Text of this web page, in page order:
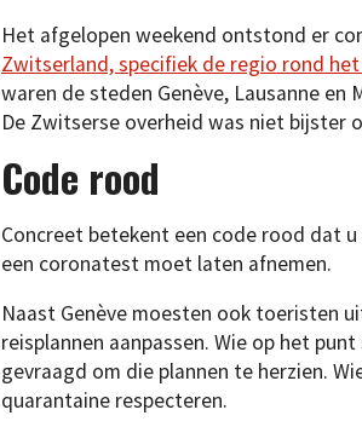
Het afgelopen weekend ontstond er
Zwitserland, specifiek de regio rond
waren de steden Genève, Lausanne
De Zwitserse overheid was niet bijster
Code rood
Concreet betekent een code rood dat
een coronatest moet laten afnemen.
Naast Genève moesten ook toeristen
reisplannen aanpassen. Wie op het
gevraagd om die plannen te herzien.
quarantaine respecteren.